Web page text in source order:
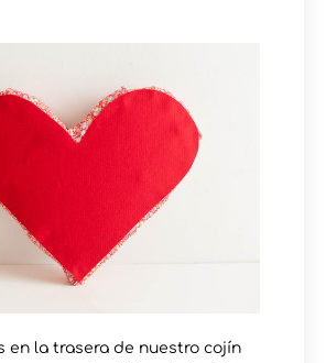
en la trasera de nuestro cojín